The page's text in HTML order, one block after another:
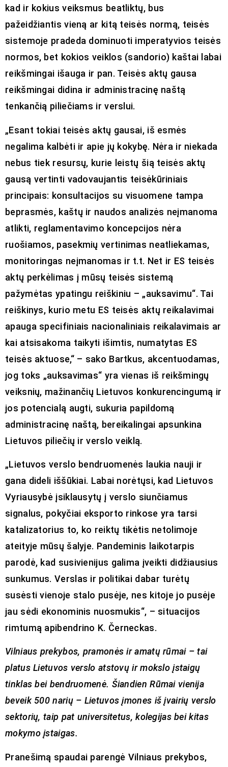
kad ir kokius veiksmus beatliktų, bus
pažeidžiantis vieną ar kitą teisės normą, teisės
sistemoje pradeda dominuoti imperatyvios teisės
normos, bet kokios veiklos (sandorio) kaštai labai
reikšmingai išauga ir pan. Teisės aktų gausa
reikšmingai didina ir administracinę naštą
tenkančią piliečiams ir verslui.
„Esant tokiai teisės aktų gausai, iš esmės
negalima kalbėti ir apie jų kokybę. Nėra ir niekada
nebus tiek resursų, kurie leistų šią teisės aktų
gausą vertinti vadovaujantis teisėkūriniais
principais: konsultacijos su visuomene tampa
beprasmės, kaštų ir naudos analizės neįmanoma
atlikti, reglamentavimo koncepcijos nėra
ruošiamos, pasekmių vertinimas neatliekamas,
monitoringas neįmanomas ir t.t. Net ir ES teisės
aktų perkėlimas į mūsų teisės sistemą
pažymėtas ypatingu reiškiniu – „auksavimu“. Tai
reiškinys, kurio metu ES teisės aktų reikalavimai
apauga specifiniais nacionaliniais reikalavimais ar
kai atsisakoma taikyti išimtis, numatytas ES
teisės aktuose,“ – sako Bartkus, akcentuodamas,
jog toks „auksavimas“ yra vienas iš reikšmingų
veiksnių, mažinančių Lietuvos konkurencingumą ir
jos potencialą augti, sukuria papildomą
administracinę naštą, bereikalingai apsunkina
Lietuvos piliečių ir verslo veiklą.
„Lietuvos verslo bendruomenės laukia nauji ir
gana dideli iššūkiai. Labai norėtųsi, kad Lietuvos
Vyriausybė įsiklausytų į verslo siunčiamus
signalus, pokyčiai eksporto rinkose yra tarsi
katalizatorius to, ko reiktų tikėtis netolimoje
ateityje mūsų šalyje. Pandeminis laikotarpis
parodė, kad susivienijus galima įveikti didžiausius
sunkumus. Verslas ir politikai dabar turėtų
susėsti vienoje stalo pusėje, nes kitoje jo pusėje
jau sėdi ekonominis nuosmukis“, – situacijos
rimtumą apibendrino K. Černeckas.
Vilniaus prekybos, pramonės ir amatų rūmai – tai
platus Lietuvos verslo atstovų ir mokslo įstaigų
tinklas bei bendruomenė. Šiandien Rūmai vienija
beveik 500 narių – Lietuvos įmones iš įvairių verslo
sektorių, taip pat universitetus, kolegijas bei kitas
mokymo įstaigas.
Pranešimą spaudai parengė Vilniaus prekybos,